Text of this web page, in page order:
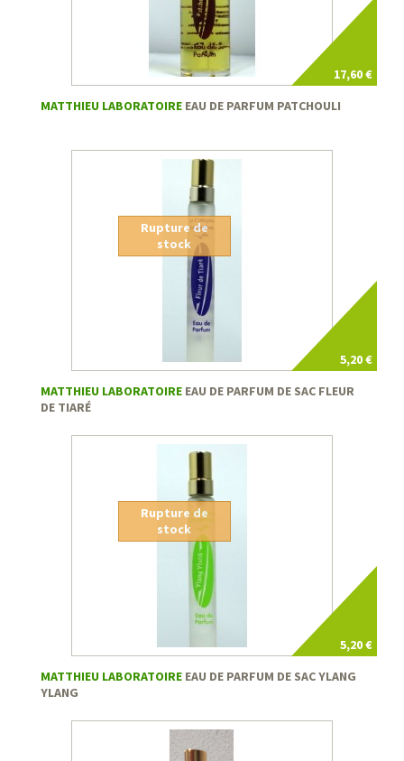
17,60 €
MATTHIEU LABORATOIRE EAU DE PARFUM PATCHOULI
5,20 €
Rupture de
stock
MATTHIEU LABORATOIRE EAU DE PARFUM DE SAC FLEUR
DE TIARÉ
5,20 €
Rupture de
stock
MATTHIEU LABORATOIRE EAU DE PARFUM DE SAC YLANG
YLANG